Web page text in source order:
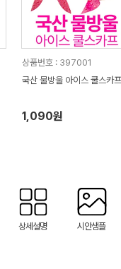
상품번호 : 397001
국산 물방울 아이스 쿨스카프
1,090원
상세설명 시안샘플